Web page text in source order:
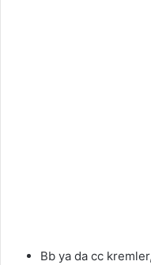
Bb ya da cc